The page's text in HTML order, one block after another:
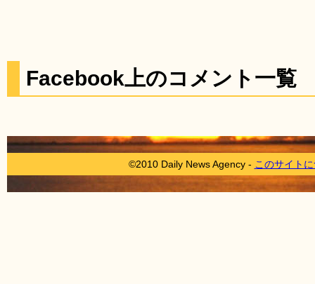
Facebook上のコメント一覧
©2010 Daily News Agency - このサイト